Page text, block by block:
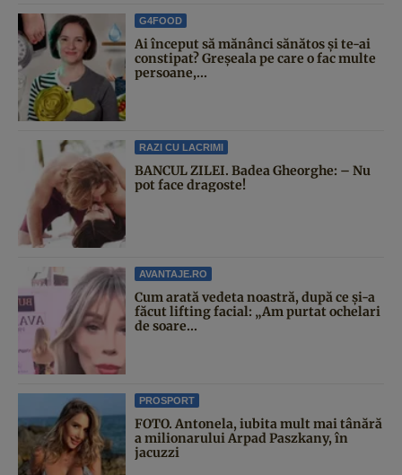
G4FOOD
Ai început să mănânci sănătos și te-ai
constipat? Greșeala pe care o fac multe
persoane,...
RAZI CU LACRIMI
BANCUL ZILEI. Badea Gheorghe: – Nu
pot face dragoste!
AVANTAJE.RO
Cum arată vedeta noastră, după ce și-a
făcut lifting facial: „Am purtat ochelari
de soare...
PROSPORT
FOTO. Antonela, iubita mult mai tânără
a milionarului Arpad Paszkany, în
jacuzzi